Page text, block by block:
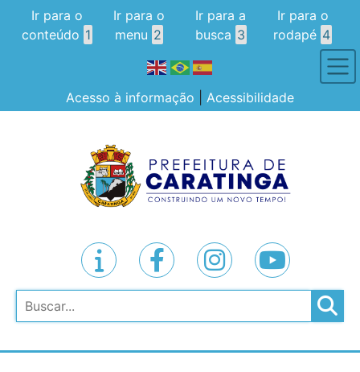
Ir para o
conteúdo 1
Ir para o
menu 2
Ir para a
busca 3
Ir para o
rodapé 4
Acesso à informação Acessibilidade
Pesquisar